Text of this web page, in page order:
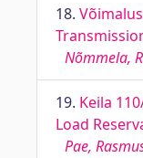
18.
Nõmmela,
19. Keila
Load
Pae,